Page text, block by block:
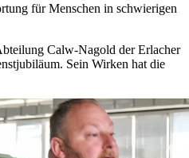
für Menschen in schwierigen
Calw-Nagold der Erlacher
Sein Wirken hat die